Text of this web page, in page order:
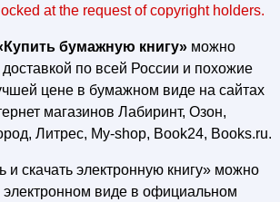
at the request of copyright holders.
бумажную книгу»можно
доставкой по всей России и похожие
цене в бумажном виде на сайтах
магазинов Лабиринт, Озон,
Литрес, My-shop, Book24, Books.ru.
и скачать электронную книгу» можно
электронном виде в официальном